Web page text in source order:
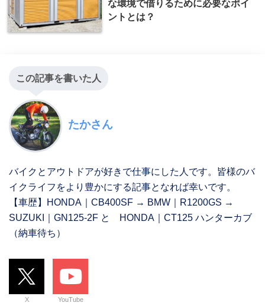
な環境で借りるために必要なポイ
ントとは？
この記事を書いた人
たかさん
バイクとアウトドアが好きで仕事にした人です。皆様のバ
イクライフをより豊かにする記事となれば幸いです。
【車歴】HONDA｜CB400SF → BMW｜R1200GS →
SUZUKI｜GN125-2F と HONDA｜CT125 ハンターカブ
（納車待ち）
X YouTube